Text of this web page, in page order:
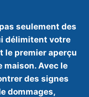
seulement des
délimitent votre
le premier aperçu
Avec le
des signes
dommages,